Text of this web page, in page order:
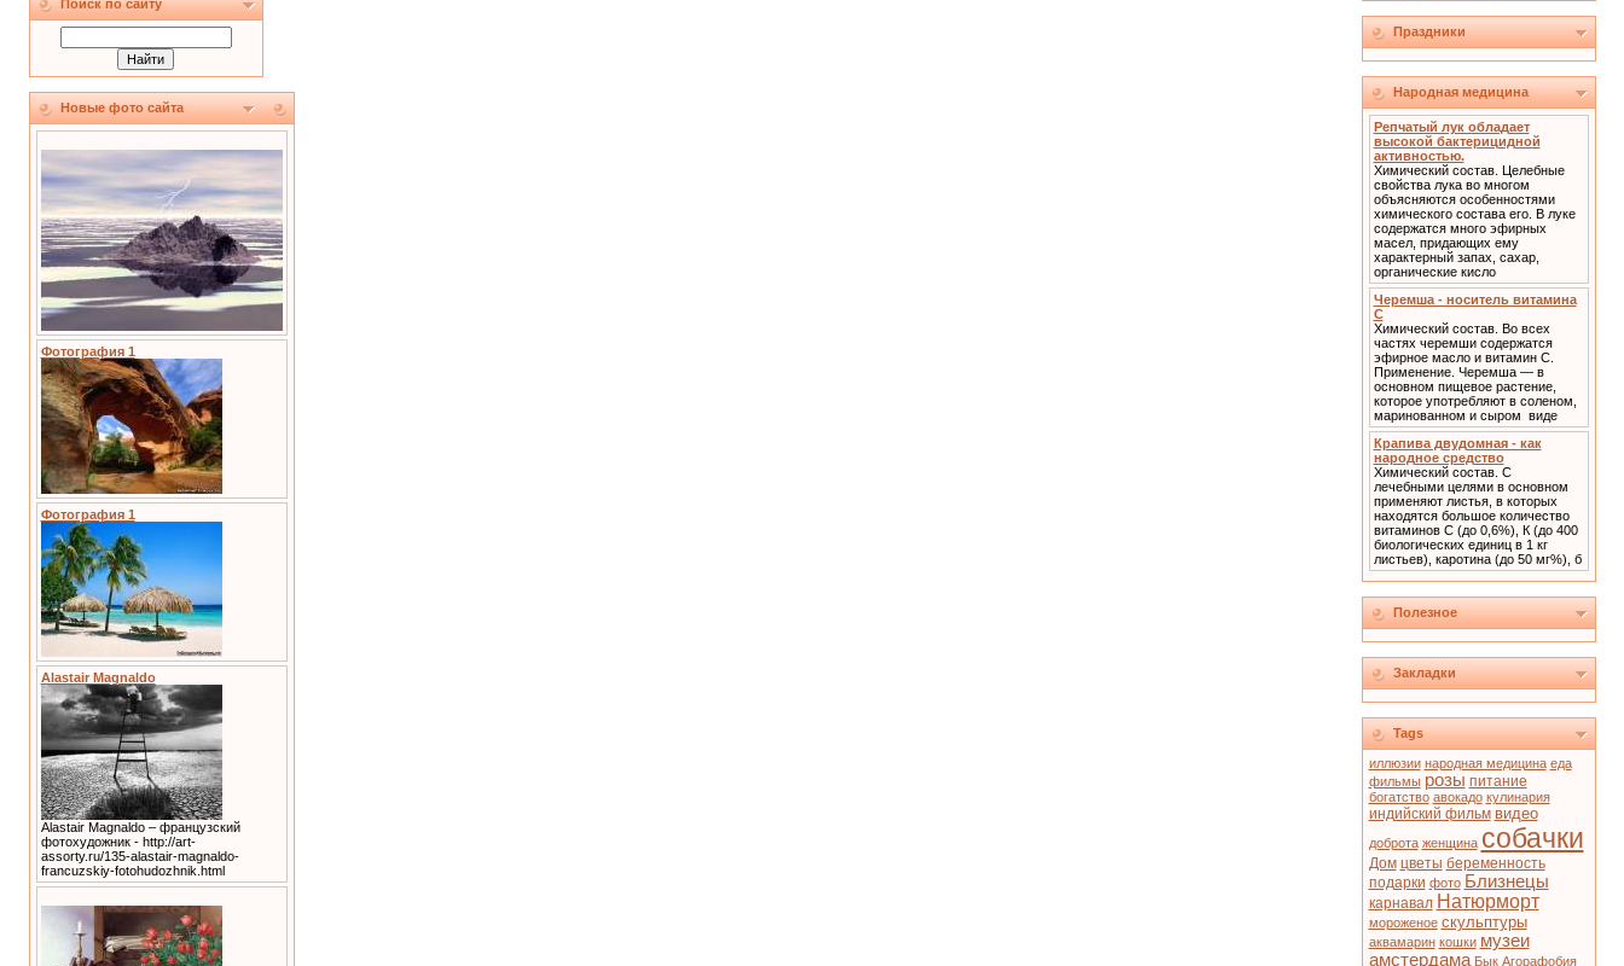
Поиск по сайту
Новые фото сайта
Фотография 1
Фотография 1
Alastair Magnaldo
Alastair Magnaldo – французский
фотохудожник - http://art-
assorty.ru/135-alastair-magnaldo-
francuzskiy-fotohudozhnik.html
Праздники
Народная медицина
Репчатый лук обладает
высокой бактерицидной
активностью.
Химический состав. Целебные
свойства лука во многом
объясняются особенностями
химического состава его. В луке
содержатся много эфирных
масел, придающих ему
характерный запах, сахар,
органические кисло
Черемша - носитель витамина
С
Химический состав. Во всех
частях черемши содержатся
эфирное масло и витамин С.
Применение. Черемша — в
основном пищевое растение,
которое употребляют в соленом,
маринованном и сыром виде
Крапива двудомная - как
народное средство
Химический состав. С
лечебными целями в основном
применяют листья, в которых
находятся большое количество
витаминов С (до 0,6%), К (до 400
биологических единиц в 1 кг
листьев), каротина (до 50 мг%), б
Полезное
Закладки
Tags
иллюзии народная медицина еда
фильмы розы питание
богатство авокадо кулинария
индийский фильм видео
доброта женщина собачки
Дом цветы беременность
подарки фото Близнецы
карнавал Натюрморт
мороженое скульптуры
аквамарин кошки музеи
амстердама Бык Агорафобия